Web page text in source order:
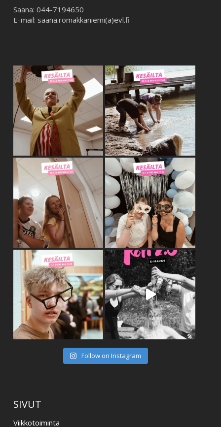
Saana: 044-7194650
E-mail: saana.romakkaniemi(a)evl.fi
Follow on Instagram
SIVUT
Viikkotoiminta